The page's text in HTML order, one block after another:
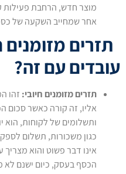
מוצר חדש, הרחבת
אחר שמחייב השקעה של
תזרים מזומנים
עובדים עם זה?
תזרים מזומנים חיובי: זהו
אליו, זה קורה כאשר
ותשלומים של לקוחות,
כגון משכורות, תשלום
אינו דבר פשוט והוא
הכסף בעסק, כיום ישנם לא